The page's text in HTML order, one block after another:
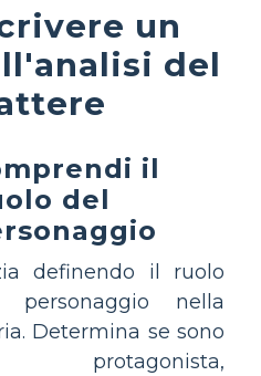
un
del
il
del
definendo il ruolo
personaggio nella
Determina se sono